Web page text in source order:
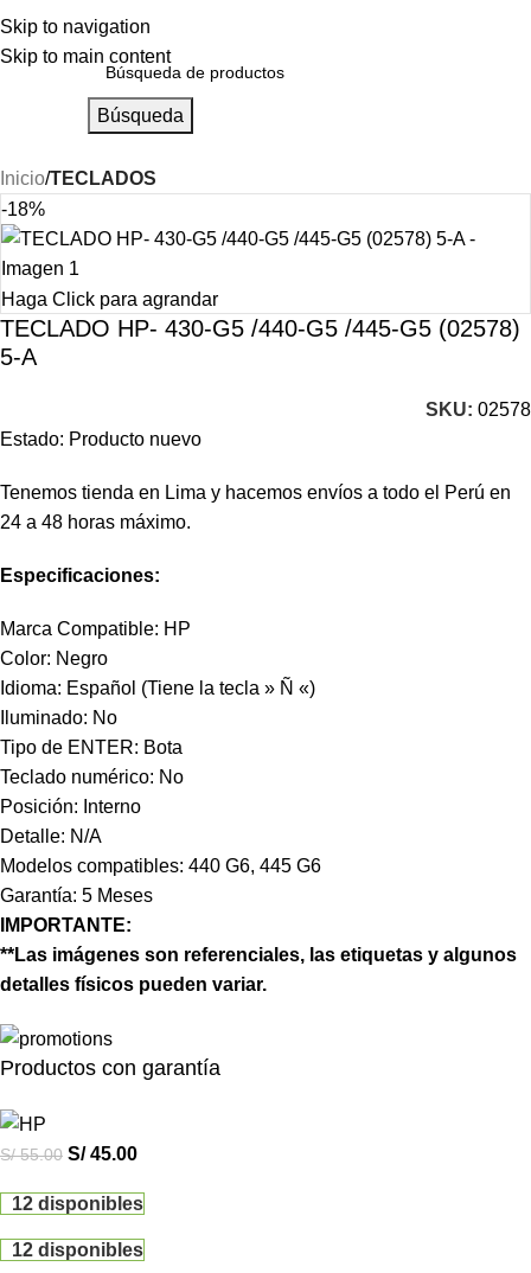
Skip to navigation
Skip to main content
Búsqueda
Inicio TECLADOS
-18%
Haga Click para agrandar
TECLADO HP- 430-G5 /440-G5 /445-G5 (02578)
5-A
SKU: 02578
Estado: Producto nuevo
Tenemos tienda en Lima y hacemos envíos a todo el Perú en
24 a 48 horas máximo.
Especificaciones:
Marca Compatible: HP
Color: Negro
Idioma: Español (Tiene la tecla » Ñ «)
Iluminado: No
Tipo de ENTER: Bota
Teclado numérico: No
Posición: Interno
Detalle: N/A
Modelos compatibles: 440 G6, 445 G6
Garantía: 5 Meses
IMPORTANTE:
**Las imágenes son referenciales, las etiquetas y algunos
detalles físicos pueden variar.
Productos con garantía
S/55.00 S/45.00
12 disponibles
12 disponibles